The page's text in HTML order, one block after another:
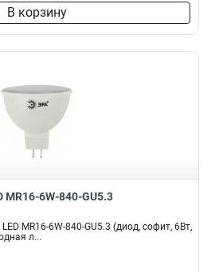
В корзину
MR16-6W-840-GU5.3
MR16-6W-840-GU5.3 (диод, софит, 6Вт,
л...